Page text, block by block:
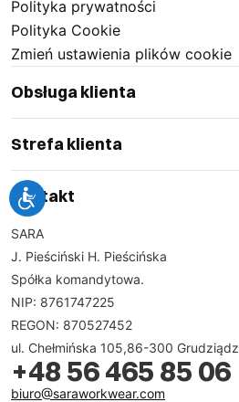
Polityka prywatności
Polityka Cookie
Zmień ustawienia plików cookie
Obsługa klienta
Strefa klienta
Kontakt
SARA
J. Pieściński H. Pieścińska
Spółka komandytowa.
NIP: 8761747225
REGON: 870527452
ul. Chełmińska 105,86-300 Grudziądz
+48 56 465 85 06
biuro@saraworkwear.com